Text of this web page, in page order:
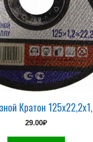
Кратон
29.00₽